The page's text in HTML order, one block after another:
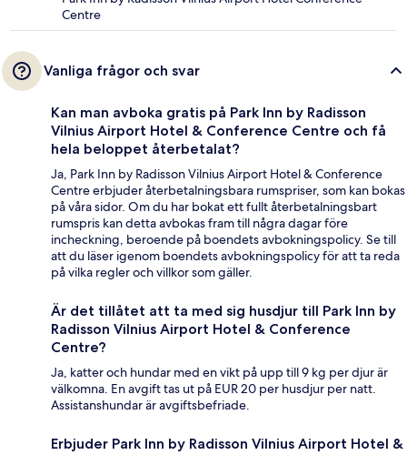
Centre
Vanliga frågor och svar
Kan man avboka gratis på Park Inn by Radisson
Vilnius Airport Hotel & Conference Centre och få
hela beloppet återbetalat?
Ja, Park Inn by Radisson Vilnius Airport Hotel & Conference
Centre erbjuder återbetalningsbara rumspriser, som kan bokas
på våra sidor. Om du har bokat ett fullt återbetalningsbart
rumspris kan detta avbokas fram till några dagar före
incheckning, beroende på boendets avbokningspolicy. Se till
att du läser igenom boendets avbokningspolicy för att ta reda
på vilka regler och villkor som gäller.
Är det tillåtet att ta med sig husdjur till Park Inn by
Radisson Vilnius Airport Hotel & Conference
Centre?
Ja, katter och hundar med en vikt på upp till 9 kg per djur är
välkomna. En avgift tas ut på EUR 20 per husdjur per natt.
Assistanshundar är avgiftsbefriade.
Erbjuder Park Inn by Radisson Vilnius Airport Hotel &